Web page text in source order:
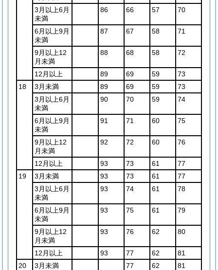
3月以上6月
未満
86 66 57 70
6月以上9月
未満
87 67 58 71
9月以上12
月未満
88 68 58 72
12月以上 89 69 59
73
18
3月未満 89 69 59
73
3月以上6月
未満
90 70 59 74
6月以上9月
未満
91 71 60 75
9月以上12
月未満
92 72 60 76
12月以上 93 73 61
77
19
3月未満 93 73 61
77
3月以上6月
未満
93 74 61 78
6月以上9月
未満
93 75 61 79
9月以上12
月未満
93 76 62 80
12月以上 93 77 62
81
20
3月未満 77 62
81